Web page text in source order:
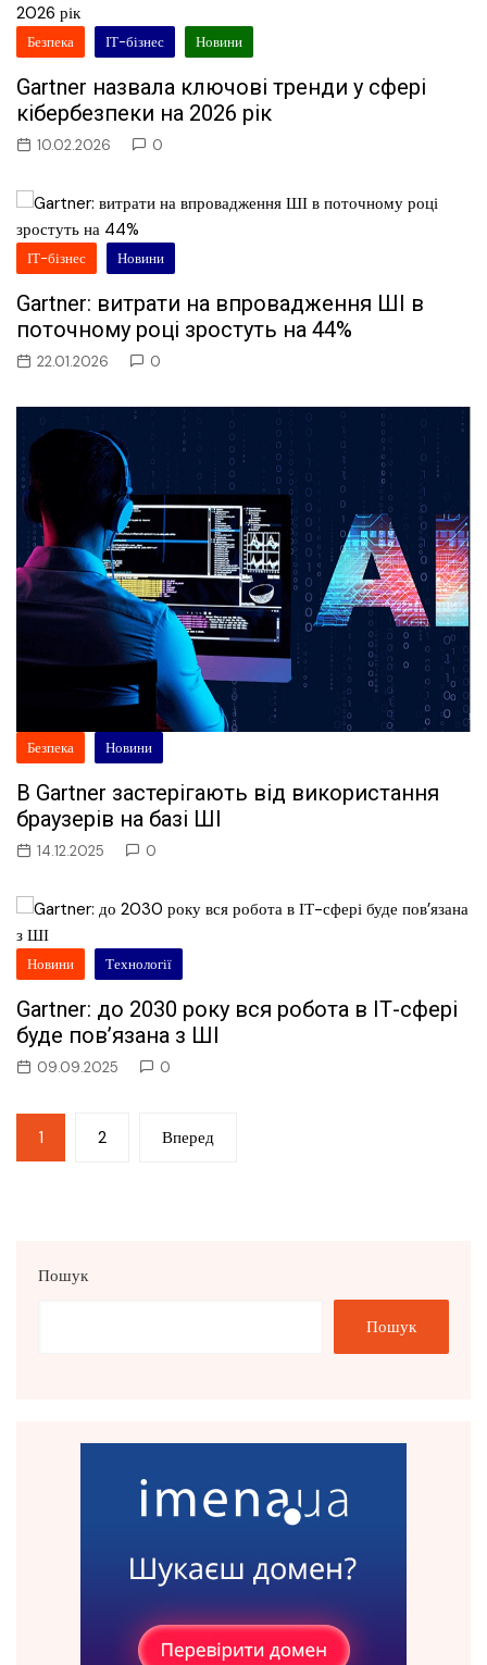
Безпека ІТ-бізнес Новини
Gartner назвала ключові тренди у сфері
кібербезпеки на 2026 рік
10.02.2026 0
ІТ-бізнес Новини
Gartner: витрати на впровадження ШІ в
поточному році зростуть на 44%
22.01.2026 0
Безпека Новини
В Gartner застерігають від використання
браузерів на базі ШІ
14.12.2025 0
Новини Технології
Gartner: до 2030 року вся робота в ІТ-сфері
буде пов’язана з ШІ
09.09.2025 0
Пагінація
записів
1 2 Вперед
Пошук
Пошук